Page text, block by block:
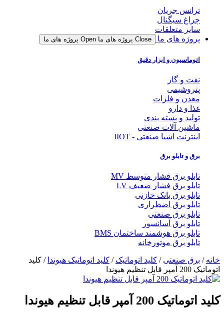
ترانس جریان
چراغ سیگنال
سایر متعلقات
پروژه های ما
Close پروژه های ما Open پروژه های ما
اتوماسیون و ابزار دقیق
نفت و گاز
پتروشیمی
معدن و فلزات
غذا و دارو
تولید و بسته بندی
ماشین آلات صنعتی
اینترنت اشیا صنعتی - IIOT
برق و تابلو برق
تابلو برق فشار متوسط MV
تابلو برق فشار ضعیف LV
تابلو برق بانک خازنی
تابلو برق اضطراری
تابلو برق صنعتی
تابلو برق آسانسور
تابلو برق هوشمند ساختمان BMS
تابلو برق موتورخانه
خانه / برق صنعتی / کلید اتوماتیک / کلید اتوماتیک هیوندا / کلید
اتوماتیک 200 آمپر قابل تنظیم هیوندا
کلید اتوماتیک 200 آمپر قابل تنظیم هیوندا